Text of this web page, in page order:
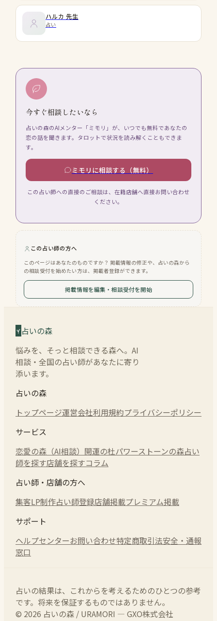
ハルカ 先生
占い
今すぐ相談したいなら
占いの森のAIメンター「ミモリ」が、いつでも無料であなたの
恋の話を聞きます。タロットで状況を読み解くこともできま
す。
ミモリに相談する（無料）
この占い師への直接のご相談は、在籍店舗へ直接お問い合わせ
ください。
この占い師の方へ
このページはあなたのものですか？ 掲載情報の修正や、占いの森から
の相談受付を始めたい方は、掲載者登録ができます。
掲載情報を編集・相談受付を開始
占いの森
悩みを、そっと相談できる森へ。AI
相談・全国の占い師があなたに寄り
添います。
占いの森
トップページ運営会社利用規約プライバシーポリシー
サービス
恋愛の森（AI相談） 開運の杜パワーストーンの森占い
師を探す店舗を探すコラム
占い師・店舗の方へ
集客LP制作占い師登録店舗掲載プレミアム掲載
サポート
ヘルプセンターお問い合わせ特定商取引法安全・通報
窓口
占いの結果は、これからを考えるためのひとつの参考
です。将来を保証するものではありません。
© 2026 占いの森 / URAMORI — GXO株式会社